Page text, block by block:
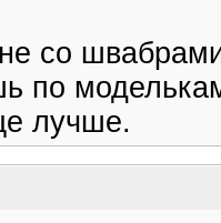
со
по
лучше.